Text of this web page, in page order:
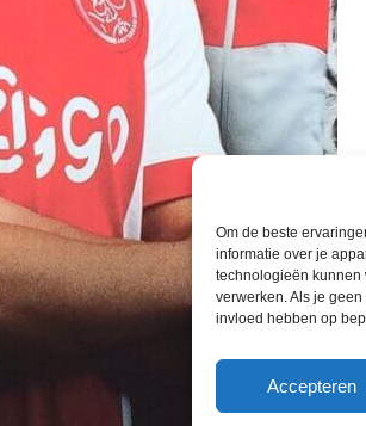
Om de beste
informatie over je
technologieën kunnen
verwerken. Als je
invloed hebben op
Accepteren